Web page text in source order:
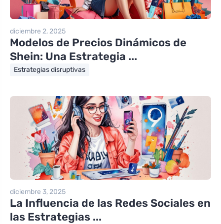
diciembre 2, 2025
Modelos de Precios Dinámicos de
Shein: Una Estrategia ...
Estrategias disruptivas
diciembre 3, 2025
La Influencia de las Redes Sociales en
las Estrategias ...